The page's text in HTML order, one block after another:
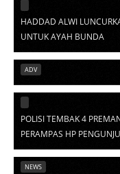
HADDAD ALWI
UNTUK AYAH BUNDA
ADV
POLISI TEMBAK 4
PERAMPAS HP
NEWS